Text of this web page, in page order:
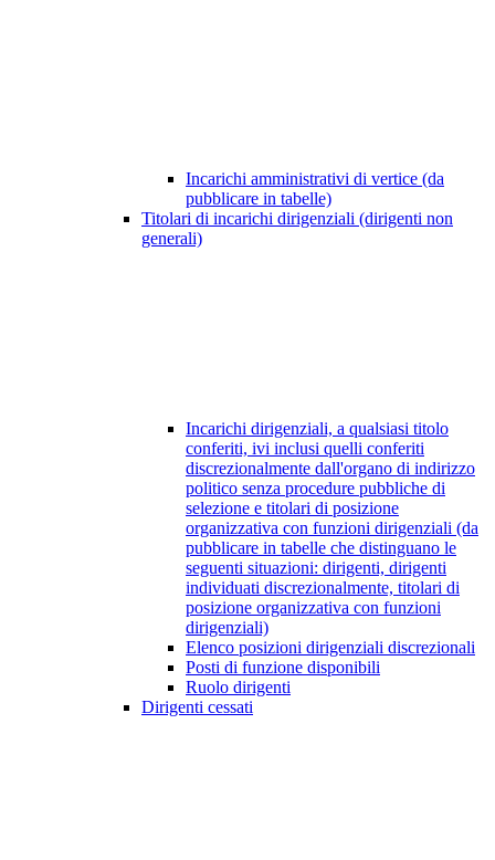
Incarichi amministrativi di vertice (da
pubblicare in tabelle)
Titolari di incarichi dirigenziali (dirigenti non
generali)
Incarichi dirigenziali, a qualsiasi titolo
conferiti, ivi inclusi quelli conferiti
discrezionalmente dall'organo di indirizzo
politico senza procedure pubbliche di
selezione e titolari di posizione
organizzativa con funzioni dirigenziali (da
pubblicare in tabelle che distinguano le
seguenti situazioni: dirigenti, dirigenti
individuati discrezionalmente, titolari di
posizione organizzativa con funzioni
dirigenziali)
Elenco posizioni dirigenziali discrezionali
Posti di funzione disponibili
Ruolo dirigenti
Dirigenti cessati